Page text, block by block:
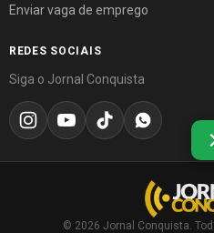
Enviar vaga de emprego
REDES SOCIAIS
Siga o Jornal Conquista
© 2026 Jornal Conquista.